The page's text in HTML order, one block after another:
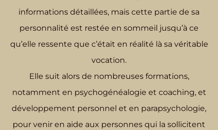
informations détaillées, mais cette partie de sa
personnalité est restée en sommeil jusqu’à ce
qu’elle ressente que c’était en réalité là sa véritable
vocation.
Elle suit alors de nombreuses formations,
notamment en psychogénéalogie et coaching, et
développement personnel et en parapsychologie,
pour venir en aide aux personnes qui la sollicitent